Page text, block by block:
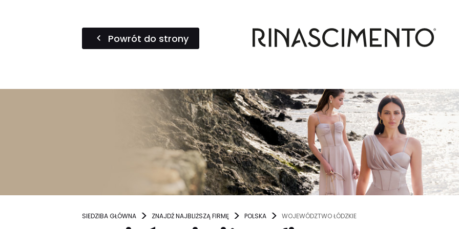
Powrót do strony
SIEDZIBA GŁÓWNA ZNAJDŹ NAJBLIŻSZĄ FIRMĘ POLSKA WOJEWÓDZTWO ŁÓDZKIE